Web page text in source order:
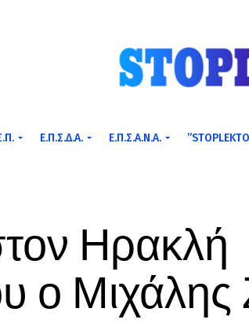
Ε.Π.Σ.Δ.Α. Ε.Π.Σ.Α.Ν.Α.
Ηρακλή
ο